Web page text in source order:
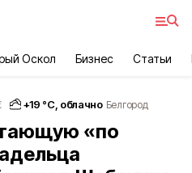
Оскол Бизнес Статьи
+19 °С, облачно Белгород
«по